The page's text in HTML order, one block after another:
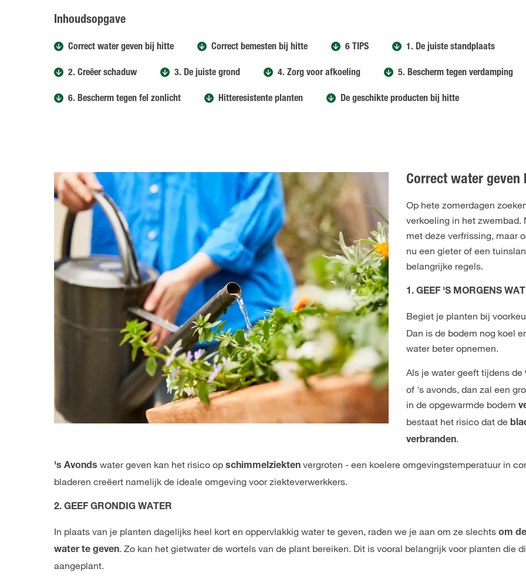
Inhoudsopgave
Correct water geven bij hitte Correct bemesten bij hitte 6 TIPS 1. De juiste standplaats
2. Creëer schaduw 3. De juiste grond 4. Zorg voor afkoeling 5. Bescherm tegen verdamping
6. Bescherm tegen fel zonlicht Hitteresistente planten De geschikte producten bij hitte
Correct water geven
Op hete zomerdagen
verkoeling in het
met deze verfrissing, maar
nu een gieter of een
belangrijke regels.
1. GEEF 'S MORGENS
Begiet je planten bij
Dan is de bodem nog koel
water beter opnemen.
Als je water geeft tijdens de
of 's avonds, dan zal een
in de opgewarmde bodem
bestaat het risico dat de
verbranden.
's Avonds water geven kan het risico op schimmelziekten vergroten - een koelere omgevingstemperatuur in
bladeren creëert namelijk de ideale omgeving voor ziekteverwerkkers.
2. GEEF GRONDIG WATER
In plaats van je planten dagelijks heel kort en oppervlakkig water te geven, raden we je aan om ze slechts om
water te geven. Zo kan het gietwater de wortels van de plant bereiken. Dit is vooral belangrijk voor planten die
aangeplant.